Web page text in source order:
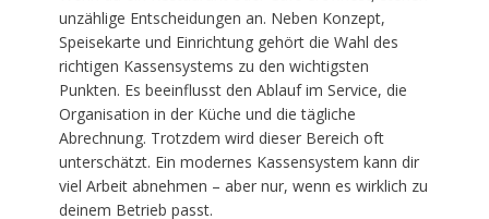
unzählige Entscheidungen an. Neben Konzept,
Speisekarte und Einrichtung gehört die Wahl des
richtigen Kassensystems zu den wichtigsten
Punkten. Es beeinflusst den Ablauf im Service, die
Organisation in der Küche und die tägliche
Abrechnung. Trotzdem wird dieser Bereich oft
unterschätzt. Ein modernes Kassensystem kann dir
viel Arbeit abnehmen – aber nur, wenn es wirklich zu
deinem Betrieb passt.